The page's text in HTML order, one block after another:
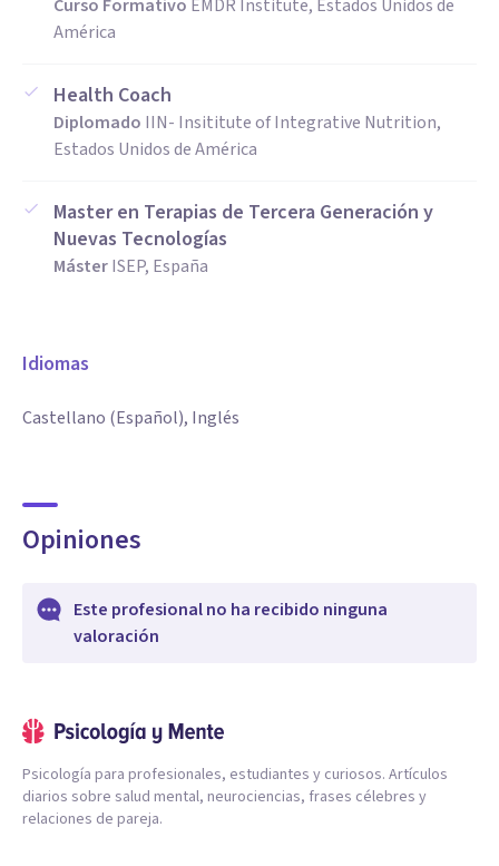
Curso Formativo EMDR Institute, Estados Unidos de
América
Health Coach
Diplomado IIN- Insititute of Integrative Nutrition,
Estados Unidos de América
Master en Terapias de Tercera Generación y
Nuevas Tecnologías
MásterISEP, España
Idiomas
Castellano (Español), Inglés
Opiniones
Este profesional no ha recibido ninguna
valoración
Psicología para profesionales, estudiantes y curiosos. Artículos
diarios sobre salud mental, neurociencias, frases célebres y
relaciones de pareja.